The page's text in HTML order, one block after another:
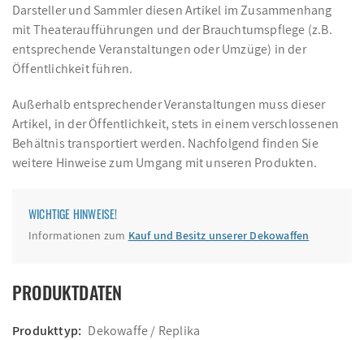
Darsteller und Sammler diesen Artikel im Zusammenhang
mit Theateraufführungen und der Brauchtumspflege (z.B.
entsprechende Veranstaltungen oder Umzüge) in der
Öffentlichkeit führen.
Außerhalb entsprechender Veranstaltungen muss dieser
Artikel, in der Öffentlichkeit, stets in einem verschlossenen
Behältnis transportiert werden. Nachfolgend finden Sie
weitere Hinweise zum Umgang mit unseren Produkten.
WICHTIGE HINWEISE!
Informationen zum Kauf und Besitz unserer Dekowaffen
PRODUKTDATEN
Produkttyp: Dekowaffe / Replika